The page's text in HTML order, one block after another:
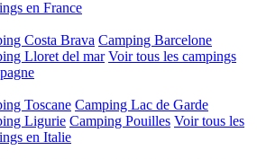
en France
Costa Brava Camping Barcelone
Lloret del mar Voir tous les campings
Toscane Camping Lac de Garde
Ligurie Camping Pouilles Voir tous les
en Italie